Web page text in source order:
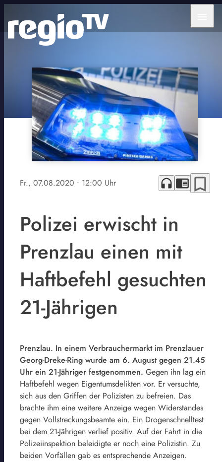
Fr., 07.08.2020 • 12:00 Uhr headphones chrome_reader_mode bookmark_border
Polizei erwischt in
Prenzlau einen mit
Haftbefehl gesuchten
21-Jährigen
Prenzlau. In einem Verbrauchermarkt im Prenzlauer
Georg-Dreke-Ring wurde am 6. August gegen 21.45
Uhr ein 21-Jähriger festgenommen. Gegen ihn lag ein
Haftbefehl wegen Eigentumsdelikten vor. Er versuchte,
sich aus den Griffen der Polizisten zu befreien. Das
brachte ihm eine weitere Anzeige wegen Widerstandes
gegen Vollstreckungsbeamte ein. Ein Drogenschnelltest
bei dem 21-Jährigen verlief positiv. Auf der Fahrt in die
Polizeiinspektion beleidigte er noch eine Polizistin. Zu
beiden Vorfällen gab es entsprechende Anzeigen.